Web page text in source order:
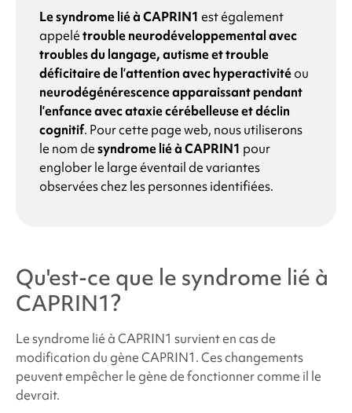
Rôle clé
Symptômes
Quelles sont les causes dusyndrome lié à
CAPRIN1?
Pourquoi mon enfant présente-t-il une
modification du gène CAPRIN1 ?
syndrome lié à CAPRIN1?
lié à CAPRIN1?
Les personnes atteintes du syndrome lié à
CAPRIN1
Le syndrome lié à CAPRIN1 est également
appelétrouble neurodéveloppemental avec
troubles du langage, autisme et trouble
déficitaire de l’attention avec hyperactivitéou
neurodégénérescence apparaissant pendant
l’enfance avec ataxie cérébelleuse et déclin
cognitif. Pour cette page web, nous utiliserons
le nom desyndrome lié à CAPRIN1 pour
englober le large éventail de variantes
observées chez les personnes identifiées.
Qu'est-ce que le syndrome lié à
CAPRIN1?
Lesyndrome lié à CAPRIN1 survient en cas de
modification du gène CAPRIN1. Ces changements
peuvent empêcher le gène de fonctionner comme il le
devrait.